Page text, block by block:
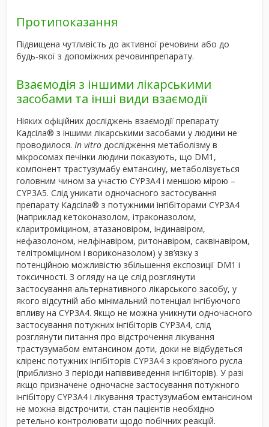
Протипоказання
Підвищена чутливість до активної речовини або до
будь-якої з допоміжних речовинпрепарату.
Взаємодія з іншими лікарськими
засобами та інші види взаємодії
Ніяких офіційних досліджень взаємодії препарату
Кадсіла® з іншими лікарськими засобами у людини не
проводилося. In vitro дослідження метаболізму в
мікросомах печінки людини показують, що DM1,
компонент трастузумабу емтансину, метаболізується
головним чином за участю CYP3A4 і меншою мірою –
CYP3A5. Слід уникати одночасного застосування
препарату Кадсіла® з потужними інгібіторами CYP3A4
(наприклад кетоконазолом, ітраконазолом,
кларитроміцином, атазановіром, індинавіром,
нефазолоном, нелфінавіром, ритонавіром, саквінавіром,
телітроміцином і вориконазолом) у зв’язку з
потенційною можливістю збільшення експозиції DM1 і
токсичності. З огляду на це слід розглянути
застосування альтернативного лікарського засобу, у
якого відсутній або мінімальний потенціал інгібуючого
впливу на CYP3A4. Якщо не можна уникнути одночасного
застосування потужних інгібіторів CYP3A4, слід
розглянути питання про відстрочення лікування
трастузумабом емтансином доти, доки не відбудеться
кліренс потужних інгібіторів CYP3A4 з кров’яного русла
(приблизно 3 періоди напіввиведення інгібіторів). У разі
якщо призначене одночасне застосування потужного
інгібітору CYP3A4 і лікування трастузумабом емтансином
не можна відстрочити, стан пацієнтів необхідно
ретельно контролювати щодо побічних реакцій.